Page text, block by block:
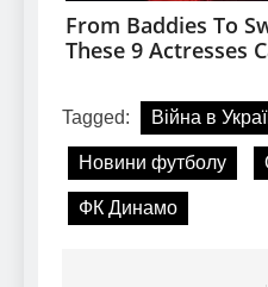
Tagged: Війна в
Новини футболу
ФК Динамо